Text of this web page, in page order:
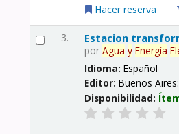
Hacer reserva
3. Estacion
porAgua y Energía
Idioma:Español
Editor:Buenos
Disponibilidad: